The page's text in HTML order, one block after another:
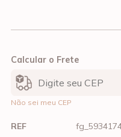
Calcular o Frete
Não sei meu CEP
REF